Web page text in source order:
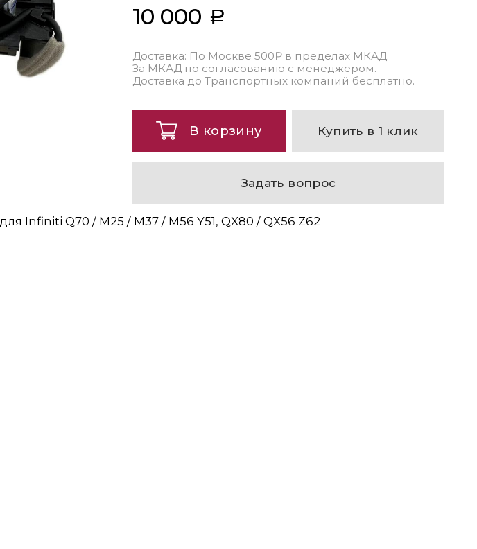
10 000
Доставка: По Москве 500₽ в пределах МКАД.
За МКАД по согласованию с менеджером.
Доставка до Транспортных компаний бесплатно.
В корзину Купить в 1 клик
Задать вопрос
Infiniti Q70 / M25 / M37 / M56 Y51, QX80 / QX56 Z62